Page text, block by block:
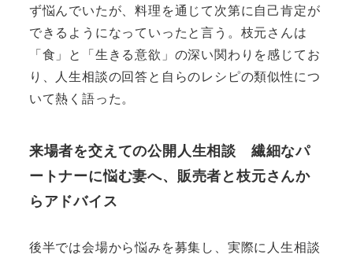
ず悩んでいたが、料理を通じて次第に自己肯定が
できるようになっていったと言う。枝元さんは
「食」と「生きる意欲」の深い関わりを感じてお
り、人生相談の回答と自らのレシピの類似性につ
いて熱く語った。
来場者を交えての公開人生相談 繊細なパ
ートナーに悩む妻へ、販売者と枝元さんか
らアドバイス
後半では会場から悩みを募集し、実際に人生相談